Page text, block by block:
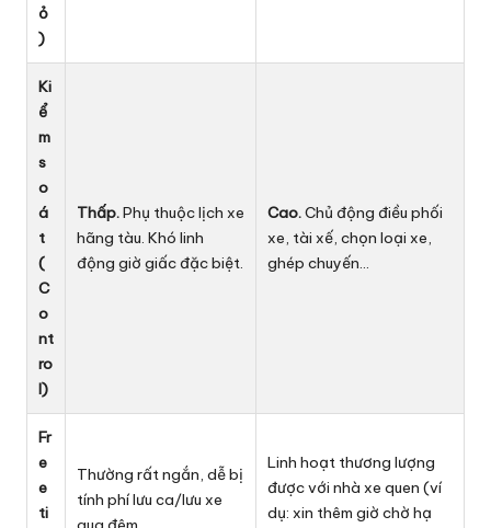
ỏ
)
Ki
ể
m
s
o
á
t
(
C
o
nt
ro
l)
Thấp.Phụ thuộc lịch xe
hãng tàu. Khó linh
động giờ giấc đặc biệt.
Cao.Chủ động điều phối
xe, tài xế, chọn loại xe,
ghép chuyến…
Fr
e
e
ti
Thường rất ngắn, dễ bị
tính phí lưu ca/lưu xe
Linh hoạt thương lượng
được với nhà xe quen (ví
dụ: xin thêm giờ chờ hạ